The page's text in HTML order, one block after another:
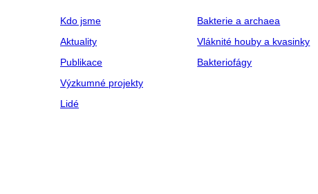
Kdo jsme
Aktuality
Publikace
Výzkumné projekty
Lidé
Bakterie a archaea
Vláknité houby a kvasinky
Bakteriofágy